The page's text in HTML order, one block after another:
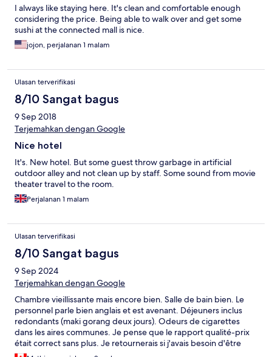
I always like staying here. It's clean and comfortable enough
considering the price. Being able to walk over and get some
sushi at the connected mall is nice.
jojon, perjalanan 1 malam
Ulasan terverifikasi
8/10 Sangat bagus
9 Sep 2018
Terjemahkan dengan Google
Nice hotel
It's. New hotel. But some guest throw garbage in artificial
outdoor alley and not clean up by staff. Some sound from movie
theater travel to the room.
Perjalanan 1 malam
Ulasan terverifikasi
8/10 Sangat bagus
9 Sep 2024
Terjemahkan dengan Google
Chambre vieillissante mais encore bien. Salle de bain bien. Le
personnel parle bien anglais et est avenant. Déjeuners inclus
redondants (maki gorang deux jours). Odeurs de cigarettes
dans les aires communes. Je pense que le rapport qualité-prix
était correct sans plus. Je retournerais si j'avais besoin d'être
dans ce secteur.